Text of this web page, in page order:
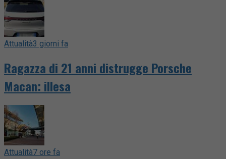
Attualità3 giorni fa
Ragazza di 21 anni distrugge Porsche
Macan: illesa
Attualità7 ore fa